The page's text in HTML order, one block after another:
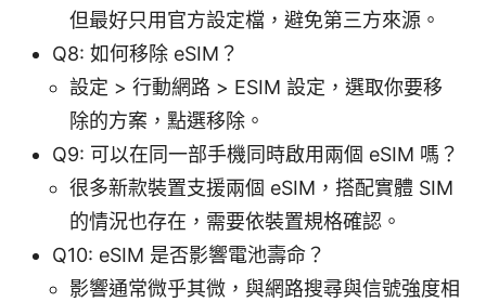
但最好只用官方設定檔，避免第三方來源。
Q8: 如何移除 eSIM？
設定 > 行動網路 > ESIM 設定，選取你要移
除的方案，點選移除。
Q9: 可以在同一部手機同時啟用兩個 eSIM 嗎？
很多新款裝置支援兩個 eSIM，搭配實體 SIM
的情況也存在，需要依裝置規格確認。
Q10: eSIM 是否影響電池壽命？
影響通常微乎其微，與網路搜尋與信號強度相